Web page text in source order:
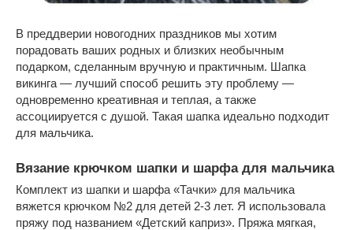
В преддверии новогодних праздников мы хотим
порадовать ваших родных и близких необычным
подарком, сделанным вручную и практичным. Шапка
викинга — лучший способ решить эту проблему —
одновременно креативная и теплая, а также
ассоциируется с душой. Такая шапка идеально подходит
для мальчика.
Вязание крючком шапки и шарфа для мальчика
Комплект из шапки и шарфа «Тачки» для мальчика
вяжется крючком №2 для детей 2-3 лет. Я использовала
пряжу под названием «Детский каприз». Пряжа мягкая,